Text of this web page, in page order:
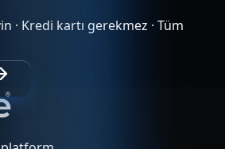
· Kredi kartı gerekmez · Tüm